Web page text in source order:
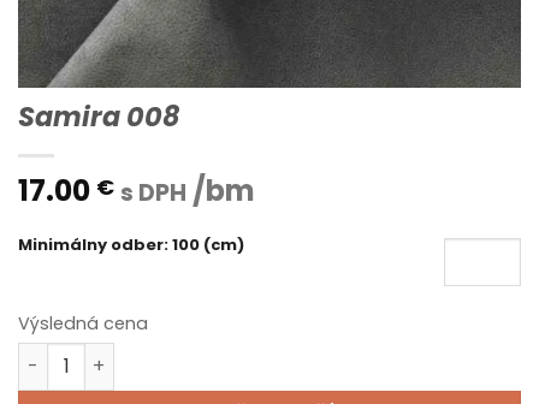
Samira 008
17.00 € s DPH /bm
Minimálny odber: 100 (cm)
Výsledná cena
množstvo Samira 008